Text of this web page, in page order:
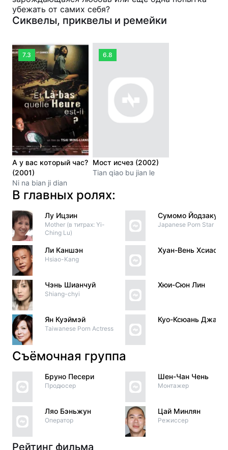
убежать от самих себя?
Сиквелы, приквелы и ремейки
7.3
А у вас который час?
(2001)
Ni na bian ji dian
6.8
Мост исчез (2002)
Tian qiao bu jian le
В главных ролях:
Лу Ицзин
Mother (в титрах: Yi-
Ching Lu)
Ли Каншэн
Hsiao-Kang
Чэнь Шианчуй
Shiang-chyi
Ян Куэймэй
Taiwanese Porn Actress
Сумомо Йодзакура
Japanese Porn Star
Хуан-Вень Хсиао
Хюи-Сюн Лин
Куо-Ксюань Джао
Съёмочная группа
Бруно Песери
Продюсер
Ляо Бэньжун
Оператор
Шен-Чан Чень
Монтажер
Цай Минлян
Режиссер
Рейтинг фильма